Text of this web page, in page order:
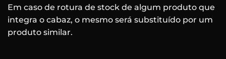
Em caso de rotura de stock de algum produto que
integra o cabaz, o mesmo será substituído por um
produto similar.